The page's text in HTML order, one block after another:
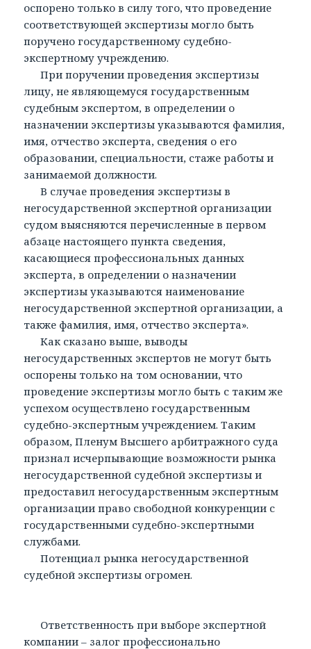
оспорено только в силу того, что проведение
соответствующей экспертизы могло быть
поручено государственному судебно-
экспертному учреждению.
При поручении проведения экспертизы
лицу, не являющемуся государственным
судебным экспертом, в определении о
назначении экспертизы указываются фамилия,
имя, отчество эксперта, сведения о его
образовании, специальности, стаже работы и
занимаемой должности.
В случае проведения экспертизы в
негосударственной экспертной организации
судом выясняются перечисленные в первом
абзаце настоящего пункта сведения,
касающиеся профессиональных данных
эксперта, в определении о назначении
экспертизы указываются наименование
негосударственной экспертной организации, а
также фамилия, имя, отчество эксперта».
Как сказано выше, выводы
негосударственных экспертов не могут быть
оспорены только на том основании, что
проведение экспертизы могло быть с таким же
успехом осуществлено государственным
судебно-экспертным учреждением. Таким
образом, Пленум Высшего арбитражного суда
признал исчерпывающие возможности рынка
негосударственной судебной экспертизы и
предоставил негосударственным экспертным
организации право свободной конкуренции с
государственными судебно-экспертными
службами.
Потенциал рынка негосударственной
судебной экспертизы огромен.
Ответственность при выборе экспертной
компании – залог профессионально